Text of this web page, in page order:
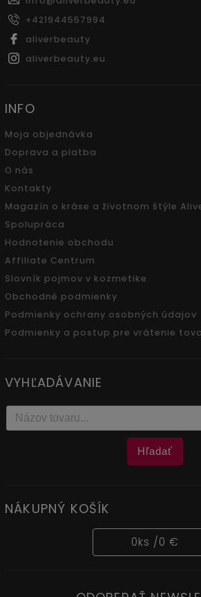
+421944557994
aliverbeauty
aliverbeauty.eu
INFO
Moja objednávka
Doprava a platba
O nás
Kontakty
Magazín o kráse a životnom štýle
Spolupráca
Hodnotenie obchodu
Affiliate Centrum
Slovník pojmov v kozmetike
Obchodné podmienky
Podmienky ochrany osobných údajov
Podmienky a postup pre vrátenie
VYHĽADÁVANIE
Hľadať
NÁKUPNÝ KOŠÍK
0ks /0 €